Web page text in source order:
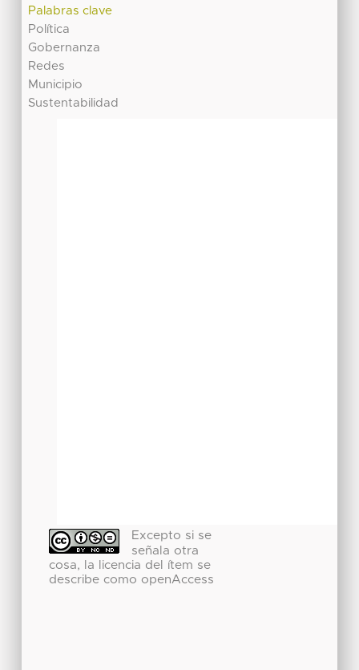
Palabras clave
Política
Gobernanza
Redes
Municipio
Sustentabilidad
Excepto si se
señala otra
cosa, la licencia del ítem se
describe como openAccess